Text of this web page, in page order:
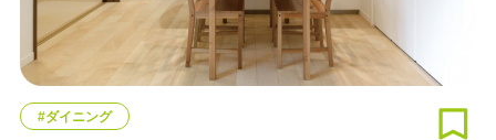
#ダイニング